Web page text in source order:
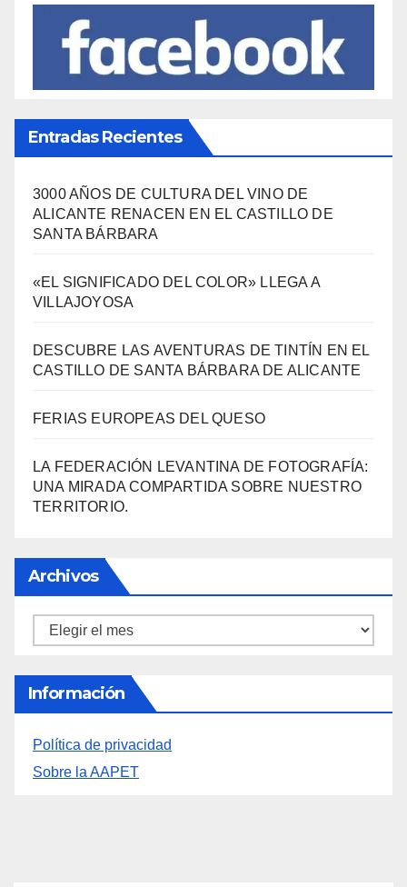
Entradas Recientes
3000 AÑOS DE CULTURA DEL VINO DE
ALICANTE RENACEN EN EL CASTILLO DE
SANTA BÁRBARA
«EL SIGNIFICADO DEL COLOR» LLEGA A
VILLAJOYOSA
DESCUBRE LAS AVENTURAS DE TINTÍN EN EL
CASTILLO DE SANTA BÁRBARA DE ALICANTE
FERIAS EUROPEAS DEL QUESO
LA FEDERACIÓN LEVANTINA DE FOTOGRAFÍA:
UNA MIRADA COMPARTIDA SOBRE NUESTRO
TERRITORIO.
Archivos
Archivos
Información
Política de privacidad
Sobre la AAPET